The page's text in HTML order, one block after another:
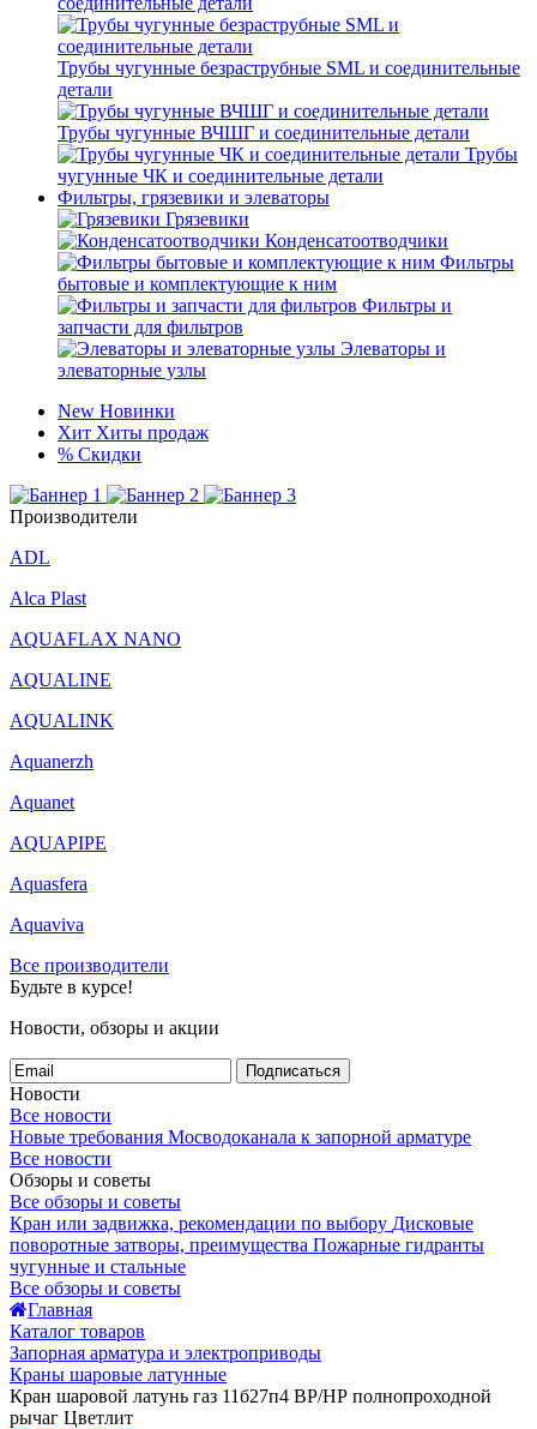
Трубы чугунные безраструбные SML и соединительные
детали
Трубы чугунные ВЧШГ и соединительные детали
Трубы
чугунные ЧК и соединительные детали
Фильтры, грязевики и элеваторы
Грязевики
Конденсатоотводчики
Фильтры
бытовые и комплектующие к ним
Фильтры и
запчасти для фильтров
Элеваторы и
элеваторные узлы
New Новинки
Хит Хиты продаж
% Скидки
Производители
ADL
Alca Plast
AQUAFLAX NANO
AQUALINE
AQUALINK
Aquanerzh
Aquanet
AQUAPIPE
Aquasfera
Aquaviva
Все производители
Будьте в курсе!
Новости, обзоры и акции
Подписаться
Новости
Все новости
Новые требования Мосводоканала к запорной арматуре
Все новости
Обзоры и советы
Все обзоры и советы
Кран или задвижка, рекомендации по выбору Дисковые
поворотные затворы, преимущества Пожарные гидранты
чугунные и стальные
Все обзоры и советы
Главная
Каталог товаров
Запорная арматура и электроприводы
Краны шаровые латунные
Кран шаровой латунь газ 11б27п4 ВР/НР полнопроходной
рычаг Цветлит